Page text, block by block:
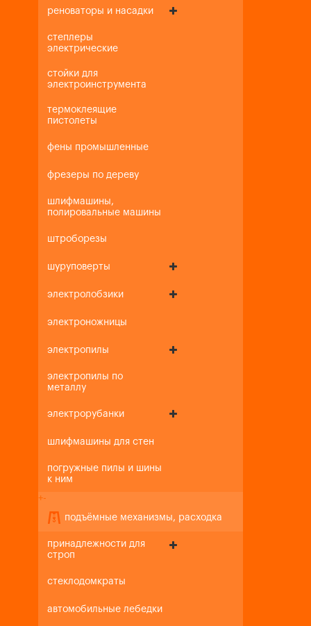
реноваторы и насадки
степлеры
электрические
стойки для
электроинструмента
термоклеящие
пистолеты
фены промышленные
фрезеры по дереву
шлифмашины,
полировальные машины
штроборезы
шуруповерты
электролобзики
электроножницы
электропилы
электропилы по
металлу
электрорубанки
шлифмашины для стен
погружные пилы и шины
к ним
+-
подъёмные механизмы, расходка
принадлежности для
строп
стеклодомкраты
автомобильные лебедки